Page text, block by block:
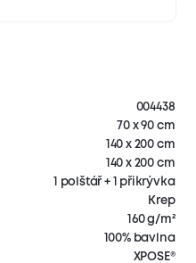
004438
70 x 90 cm
140 x 200 cm
140 x 200 cm
1 polštář + 1 přikrývka
Krep
160 g/m²
100% bavlna
XPOSE®